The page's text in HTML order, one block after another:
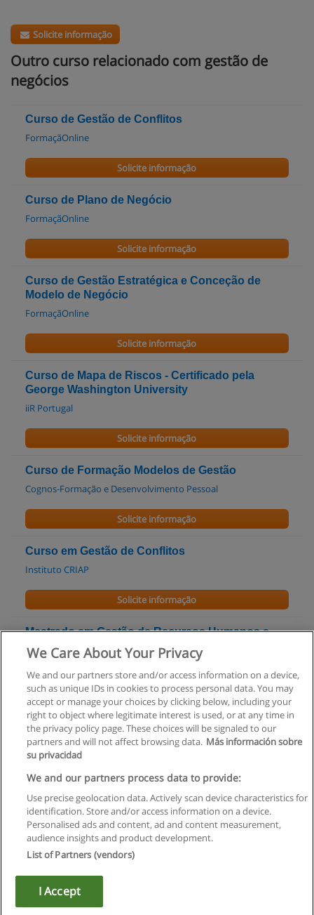
Solicite informação
Outro curso relacionado com gestão de
negócios
Curso de Gestão de Conflitos
FormaçãOnline
Solicite informação
Curso de Plano de Negócio
FormaçãOnline
Solicite informação
Curso de Gestão Estratégica e Conceção de
Modelo de Negócio
FormaçãOnline
Solicite informação
Curso de Mapa de Riscos - Certificado pela
George Washington University
iiR Portugal
Solicite informação
Curso de Formação Modelos de Gestão
Cognos-Formação e Desenvolvimento Pessoal
Solicite informação
Curso em Gestão de Conflitos
Instituto CRIAP
Solicite informação
Mestrado em Gestão de Recursos Humanos e
Análise Organizacional
Universidade Lusíada de V.N. de Famalicão
Solicite informação
Regras de uso
Privacidade de dados
Entrar em contato com Educaedu
Copyright © Educaedu Business S.L. - CIF : B-95610580: -
We Care About Your Privacy
We and our partners store and/or access information on a device,
such as unique IDs in cookies to process personal data. You may
accept or manage your choices by clicking below, including your
right to object where legitimate interest is used, or at any time in
the privacy policy page. These choices will be signaled to our
partners and will not affect browsing data. Más información sobre
su privacidad
We and our partners process data to provide:
Use precise geolocation data. Actively scan device characteristics for
identification. Store and/or access information on a device.
Personalised ads and content, ad and content measurement,
audience insights and product development.
List of Partners (vendors)
I Accept